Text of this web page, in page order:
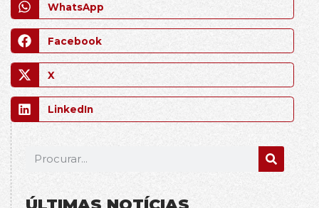
WhatsApp
Facebook
X
LinkedIn